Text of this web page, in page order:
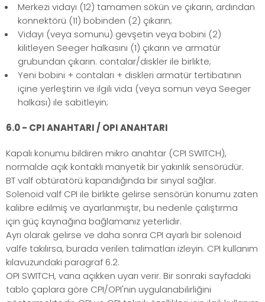
Merkezi vidayı (12) tamamen sökün ve çıkarın, ardından
konnektörü (11) bobinden (2) çıkarın;
Vidayı (veya somunu) gevşetin veya bobini (2)
kilitleyen Seeger halkasını (1) çıkarın ve armatür
grubundan çıkarın. contalar/diskler ile birlikte;
Yeni bobini + contaları + diskleri armatür tertibatının
içine yerleştirin ve ilgili vida (veya somun veya Seeger
halkası) ile sabitleyin;
6.0 - CPI ANAHTARI / OPI ANAHTARI
Kapalı konumu bildiren mikro anahtar (CPI SWITCH),
normalde açık kontaklı manyetik bir yakınlık sensörüdür.
BT valf obtüratörü kapandığında bir sinyal sağlar.
Solenoid valf CPI ile birlikte gelirse sensörün konumu zaten
kalibre edilmiş ve ayarlanmıştır, bu nedenle çalıştırma
için güç kaynağına bağlamanız yeterlidir.
Ayrı olarak gelirse ve daha sonra CPI ayarlı bir solenoid
valfe takılırsa, burada verilen talimatları izleyin. CPI kullanım
kılavuzundaki paragraf 6.2.
OPI SWITCH, vana açıkken uyarı verir. Bir sonraki sayfadaki
tablo çaplara göre CPI/OPI'nin uygulanabilirliğini